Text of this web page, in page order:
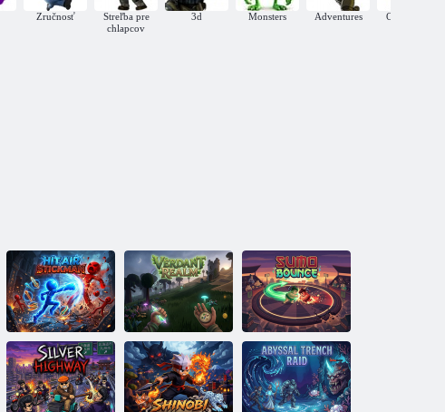
Zručnosť
Streľba pre
chlapcov
3d Monsters Adventures Online hry
Mid-Air Kick:
Stickman
Zelené
kráľovstvo
Skákajúci
zápasník sumo